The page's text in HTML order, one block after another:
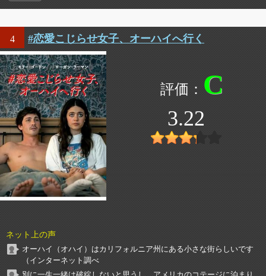
4 #恋愛こじらせ女子、オーハイへ行く
C
3.22
ネット上の声
オーハイ（オハイ）はカリフォルニア州にある小さな街らしいです
（インターネット調べ